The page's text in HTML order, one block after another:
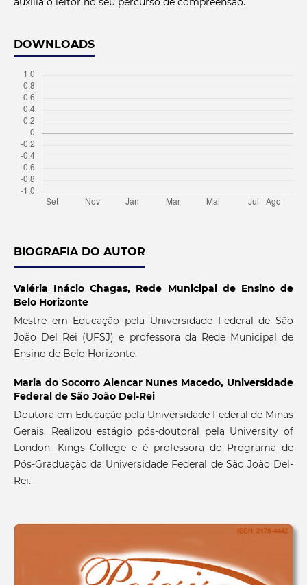
DOWNLOADS
BIOGRAFIA DO AUTOR
Valéria Inácio Chagas, Rede Municipal de Ensino de
Belo Horizonte
Mestre em Educação pela Universidade Federal de São
João Del Rei (UFSJ) e professora da Rede Municipal de
Ensino de Belo Horizonte.
Maria do Socorro Alencar Nunes Macedo, Universidade
Federal de São João Del-Rei
Doutora em Educação pela Universidade Federal de Minas
Gerais. Realizou estágio pós-doutoral pela University of
London, Kings College e é professora do Programa de
Pós-Graduação da Universidade Federal de São João Del-
Rei.